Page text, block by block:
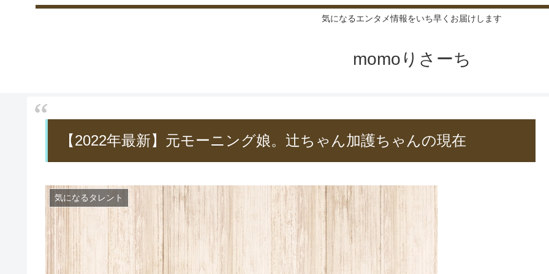
気になるエンタメ情報をいち早くお届けします
momoりさーち
【2022年最新】元モーニング娘。辻ちゃん加護ちゃんの現在
気になるタレント